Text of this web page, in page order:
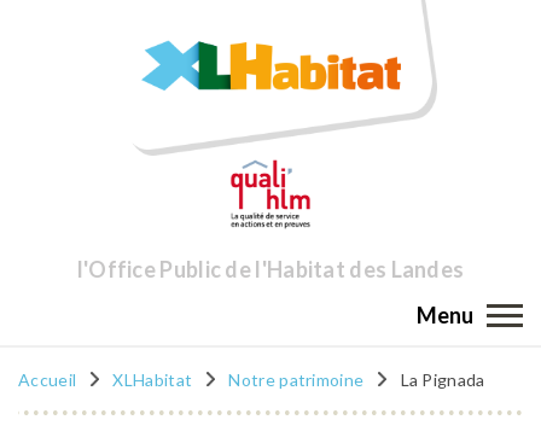
l'Office Public de l'Habitat des Landes
Menu
Accueil XLHabitat Notre patrimoine La Pignada